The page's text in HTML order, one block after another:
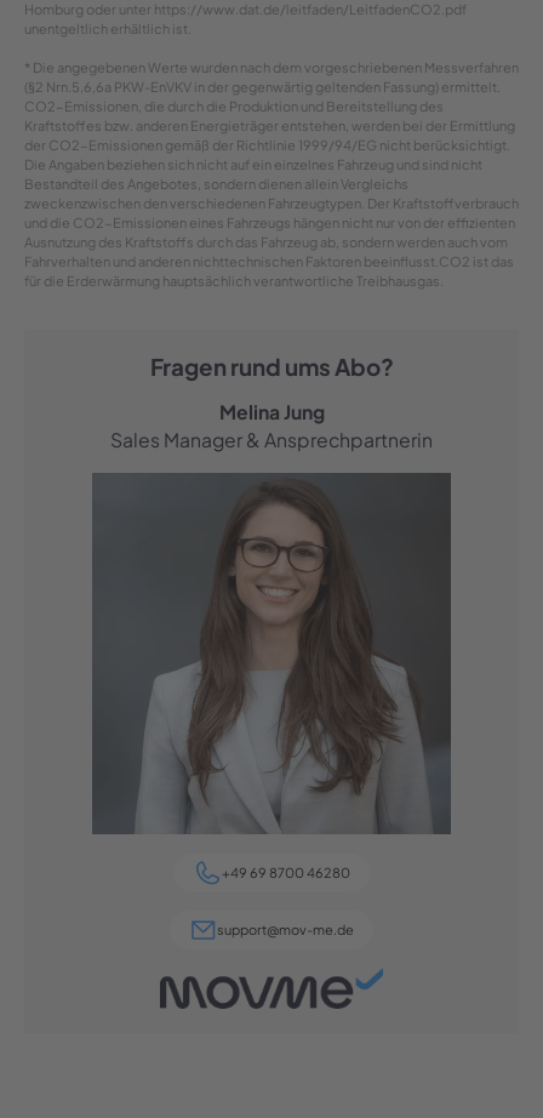
Homburg oder unter https://www.dat.de/leitfaden/LeitfadenCO2.pdf
unentgeltlich erhältlich ist.
* Die angegebenen Werte wurden nach dem vorgeschriebenen Messverfahren
(§2 Nrn.5,6,6a PKW-EnVKV in der gegenwärtig geltenden Fassung) ermittelt.
CO2-Emissionen, die durch die Produktion und Bereitstellung des
Kraftstoffes bzw. anderen Energieträger entstehen, werden bei der Ermittlung
der CO2-Emissionen gemäß der Richtlinie 1999/94/EG nicht berücksichtigt.
Die Angaben beziehen sich nicht auf ein einzelnes Fahrzeug und sind nicht
Bestandteil des Angebotes, sondern dienen allein Vergleichs
zweckenzwischen den verschiedenen Fahrzeugtypen. Der Kraftstoffverbrauch
und die CO2-Emissionen eines Fahrzeugs hängen nicht nur von der effizienten
Ausnutzung des Kraftstoffs durch das Fahrzeug ab, sondern werden auch vom
Fahrverhalten und anderen nichttechnischen Faktoren beeinflusst.CO2 ist das
für die Erderwärmung hauptsächlich verantwortliche Treibhausgas.
Fragen rund ums Abo?
Melina Jung
Sales Manager & Ansprechpartnerin
+49 69 8700 46280
support@mov-me.de